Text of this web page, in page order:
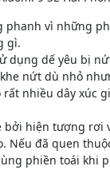
vì những
gì.
dụng dế yêu bị
nứt dù nhỏ
nhiều dây xúc
hiện tượng rơi
Nếu đã quen
phiền toái khi